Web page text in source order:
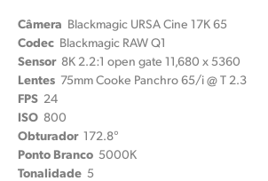
Câmera Blackmagic URSA Cine 17K 65
Codec Blackmagic RAW Q1
Sensor 8K 2.2:1 open gate 11,680 x 5360
Lentes 75mm Cooke Panchro 65/i @ T 2.3
FPS 24
ISO 800
Obturador 172.8°
Ponto Branco 5000K
Tonalidade 5